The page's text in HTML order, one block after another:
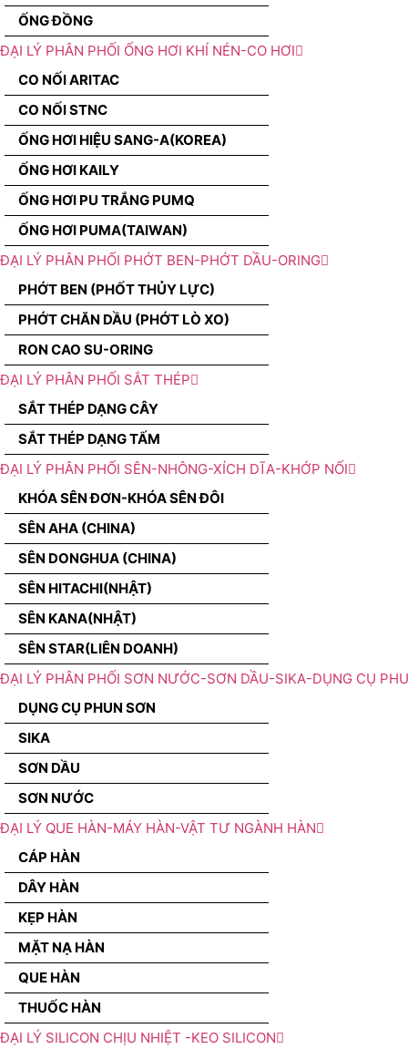
ỐNG ĐỒNG
ĐẠI LÝ PHÂN PHỐI ỐNG HƠI KHÍ NÉN-CO HƠI
CO NỐI ARITAC
CO NỐI STNC
ỐNG HƠI HIỆU SANG-A(KOREA)
ỐNG HƠI KAILY
ỐNG HƠI PU TRẮNG PUMQ
ỐNG HƠI PUMA(TAIWAN)
ĐẠI LÝ PHÂN PHỐI PHỚT BEN-PHỚT DẦU-ORING
PHỚT BEN (PHỐT THỦY LỰC)
PHỚT CHĂN DẦU (PHỚT LÒ XO)
RON CAO SU-ORING
ĐẠI LÝ PHÂN PHỐI SẮT THÉP
SẮT THÉP DẠNG CÂY
SẮT THÉP DẠNG TẤM
ĐẠI LÝ PHÂN PHỐI SÊN-NHÔNG-XÍCH DĨA-KHỚP NỐI
KHÓA SÊN ĐƠN-KHÓA SÊN ĐÔI
SÊN AHA (CHINA)
SÊN DONGHUA (CHINA)
SÊN HITACHI(NHẬT)
SÊN KANA(NHẬT)
SÊN STAR(LIÊN DOANH)
ĐẠI LÝ PHÂN PHỐI SƠN NƯỚC-SƠN DẦU-SIKA-DỤNG CỤ
DỤNG CỤ PHUN SƠN
SIKA
SƠN DẦU
SƠN NƯỚC
ĐẠI LÝ QUE HÀN-MÁY HÀN-VẬT TƯ NGÀNH HÀN
CÁP HÀN
DÂY HÀN
KẸP HÀN
MẶT NẠ HÀN
QUE HÀN
THUỐC HÀN
ĐẠI LÝ SILICON CHỊU NHIỆT -KEO SILICON